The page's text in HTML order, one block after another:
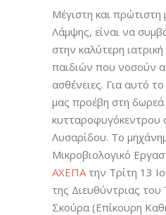
Μέγιστη και πρώτιστη
Λάμψης, είναι να
στην καλύτερη
παιδιών που νοσούν
ασθένειες. Για αυτό
μας προέβη στη
κυτταροφυγόκεντρου
Λυσαρίδου. Το
Μικροβιολογικό
ΑΧΕΠΑτην Τρίτη 13
της Διευθύντριας του
Σκούρα (Επίκουρη